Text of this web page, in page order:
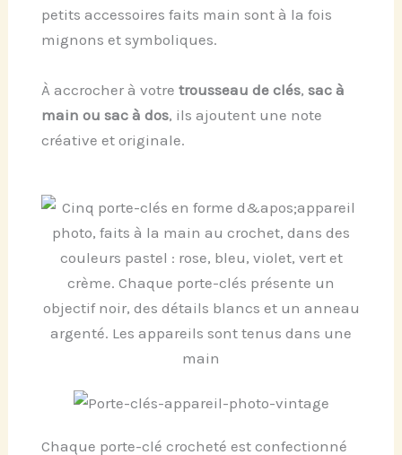
petits accessoires faits main sont à la fois
mignons et symboliques.
À accrocher à votretrousseau de clés, sac à
main ou sac à dos, ils ajoutent une note
créative et originale.
Chaque porte-clé crocheté est confectionné